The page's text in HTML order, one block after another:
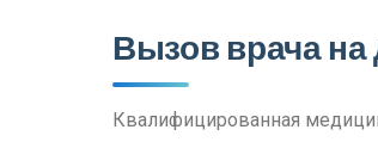
Вызов врача
Квалифицированная